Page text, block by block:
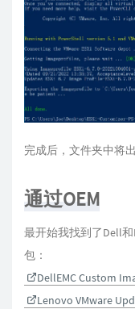
完成后，文件夹中将
通过OEM
最开始我找到了Dell
包：
DellEMC Custom
Lenovo VMware